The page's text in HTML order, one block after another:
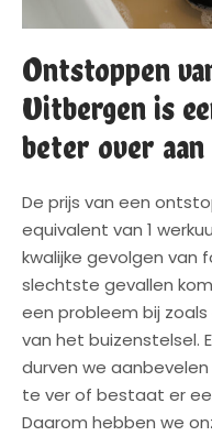
Ontstoppen
Uitbergen is
beter over
De prijs van een
equivalent van 1
kwalijke gevolgen van
slechtste gevallen
een probleem bij
van het buizenstelsel.
durven we
te ver of bestaat er
Daarom hebben we